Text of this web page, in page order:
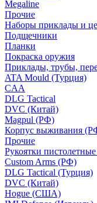
Megaline
Прочие
Наборы приклады и
Подщечники
Планки
Покраска оружия
Приклады, трубы,
ATA Mould (Турция)
CAA
DLG Tactical
DVC (Китай)
Magpul (РФ)
Корпус выживания
Прочие
Рукоятки
Custom Arms (РФ)
DLG Tactical (Турция)
DVC (Китай)
Hogue (США)